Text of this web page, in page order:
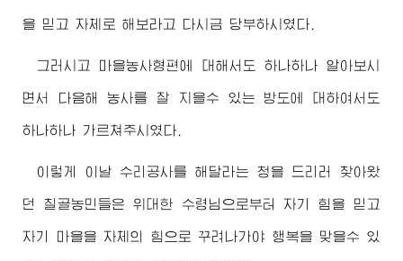
을 믿고 자체로 해보라고 다시금 당부하시였다.
그러시고 마을농사형편에 대해서도 하나하나 알아보시
면서 다음해 농사를 잘 지을수 있는 방도에 대하여서도
하나하나 가르쳐주시였다.
이렇게 이날 수리공사를 해달라는 청을 드리러 찾아왔
던 칠골농민들은 위대한 수령님 으로부터 자기 힘을 믿고
자기 마을을 자체의 힘으로 꾸려나가야 행복을 맞을수 있